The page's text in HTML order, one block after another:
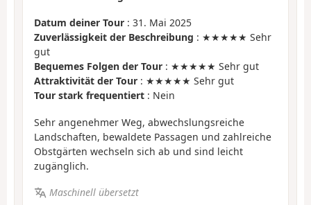
Datum deiner Tour : 31. Mai 2025
Zuverlässigkeit der Beschreibung : ★★★★★ Sehr
gut
Bequemes Folgen der Tour : ★★★★★ Sehr gut
Attraktivität der Tour : ★★★★★ Sehr gut
Tour stark frequentiert : Nein
Sehr angenehmer Weg, abwechslungsreiche
Landschaften, bewaldete Passagen und zahlreiche
Obstgärten wechseln sich ab und sind leicht
zugänglich.
Maschinell übersetzt